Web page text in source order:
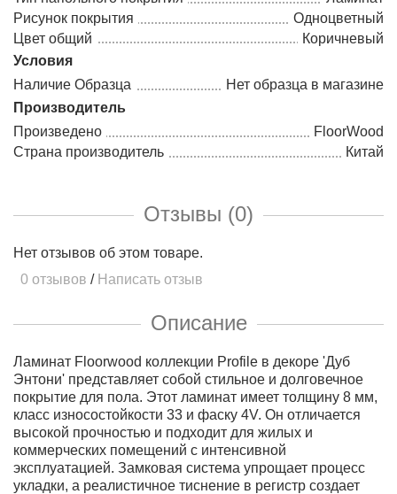
Рисунок покрытия
Одноцветный
Цвет общий
Коричневый
Условия
Наличие Образца
Нет образца в магазине
Производитель
Произведено
FloorWood
Страна производитель
Китай
Отзывы (0)
Нет отзывов об этом товаре.
0 отзывов / Написать отзыв
Описание
Ламинат Floorwood коллекции Profile в декоре 'Дуб
Энтони' представляет собой стильное и долговечное
покрытие для пола. Этот ламинат имеет толщину 8 мм,
класс износостойкости 33 и фаску 4V. Он отличается
высокой прочностью и подходит для жилых и
коммерческих помещений с интенсивной
эксплуатацией. Замковая система упрощает процесс
укладки, а реалистичное тиснение в регистр создает